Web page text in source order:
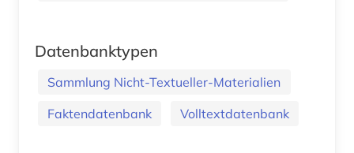
Datenbanktypen
Sammlung Nicht-Textueller-Materialien
Faktendatenbank
Volltextdatenbank